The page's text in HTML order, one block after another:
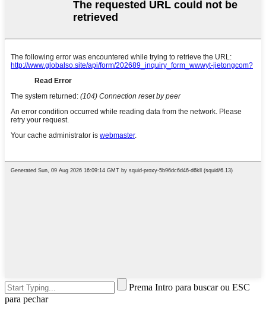
Prema Intro para buscar ou ESC
para pechar